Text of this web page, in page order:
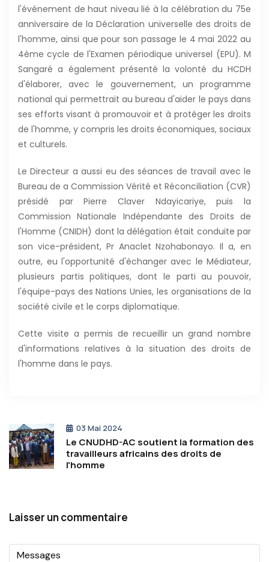
l'événement de haut niveau lié à la célébration du 75e
anniversaire de la Déclaration universelle des droits de
l'homme, ainsi que pour son passage le 4 mai 2022 au
4ème cycle de l'Examen périodique universel (EPU). M
Sangaré a également présenté la volonté du HCDH
d'élaborer, avec le gouvernement, un programme
national qui permettrait au bureau d'aider le pays dans
ses efforts visant à promouvoir et à protéger les droits
de l'homme, y compris les droits économiques, sociaux
et culturels.
Le Directeur a aussi eu des séances de travail avec le
Bureau de a Commission Vérité et Réconciliation (CVR)
présidé par Pierre Claver Ndayicariye, puis la
Commission Nationale Indépendante des Droits de
l'Homme (CNIDH) dont la délégation était conduite par
son vice-président, Pr Anaclet Nzohabonayo. Il a, en
outre, eu l'opportunité d'échanger avec le Médiateur,
plusieurs partis politiques, dont le parti au pouvoir,
l'équipe-pays des Nations Unies, les organisations de la
société civile et le corps diplomatique.
Cette visite a permis de recueillir un grand nombre
d'informations relatives à la situation des droits de
l'homme dans le pays.
Le CNUDHD-AC soutient la formation des
travailleurs africains des droits de
l'homme
03 Mai 2024
Laisser un commentaire